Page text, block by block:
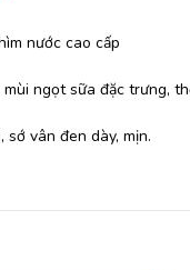
nước cao cấp
ngọt sữa đặc trưng,
vân đen dày, mịn.